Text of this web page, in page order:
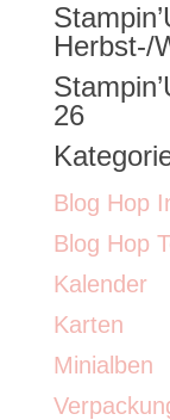
nach:
Herbst-/
26
Blog Hop
Blog Hop
Kalender
Karten
Minialben